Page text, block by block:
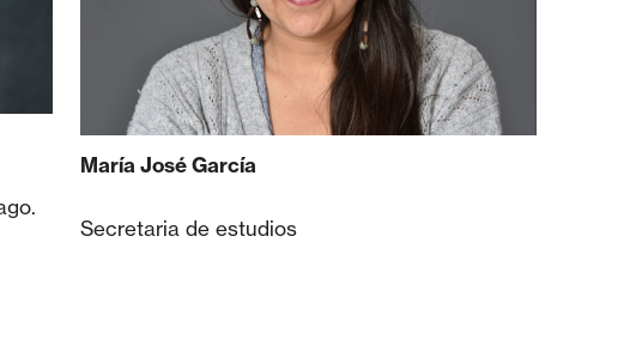
María José García
Secretaria de estudios